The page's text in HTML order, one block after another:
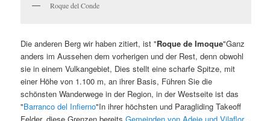
Roque del Conde
Die anderen Berg wir haben zitiert, ist "Roque de Imoque"Ganz
anders im Aussehen dem vorherigen und der Rest, denn obwohl
sie in einem Vulkangebiet, Dies stellt eine scharfe Spitze, mit
einer Höhe von 1.100 m, an ihrer Basis, Führen Sie die
schönsten Wanderwege in der Region, in der Westseite ist das
"Barranco del Infierno"In ihrer höchsten und Paragliding Takeoff
Felder, diese Grenzen bereitsGemeinden von Adeje und Vilaflor.